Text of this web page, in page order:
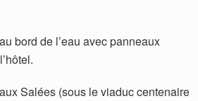
bord de l’eau avec panneaux
Salées (sous le viaduc centenaire